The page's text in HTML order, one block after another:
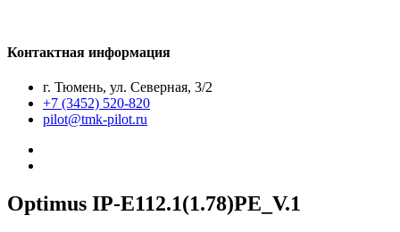
Контактная информация
г. Тюмень, ул. Северная, 3/2
+7 (3452) 520-820
pilot@tmk-pilot.ru
Optimus IP-E112.1(1.78)PE_V.1